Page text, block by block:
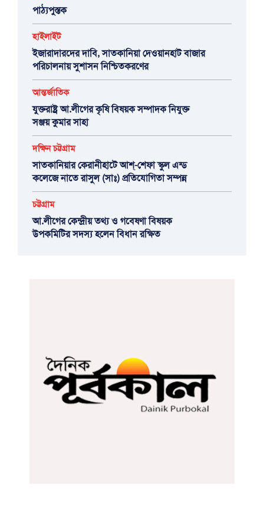
পাঠ্যপুস্তক
হাইলাইট
ইজারাদারদের দাবি, সাতকানিয়া দেওয়ানহাট বাজার
পরিচালনায় সুশাসন নিশ্চিতকরণের
আন্তর্জাতিক
যুক্তরাষ্ট্র আ.লীগের কৃষি বিষয়ক সম্পাদক নিযুক্ত
সঞ্জয় কুমার সাহা
দক্ষিন চট্টগ্রাম
সাতকানিয়ার কেরানীহাটে আশ্-শেফা স্কুল এন্ড
কলেজে নাতে রাসুল (সাঃ) প্রতিযোগিতা সম্পন্ন
চট্টগ্রাম
আ.লীগের কেন্দ্রীয় তথ্য ও গবেষণা বিষয়ক
উপকমিটির সদস্য হলেন বিধান রক্ষিত